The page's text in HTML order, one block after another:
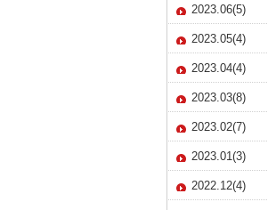
2023.06(5)
2023.05(4)
2023.04(4)
2023.03(8)
2023.02(7)
2023.01(3)
2022.12(4)